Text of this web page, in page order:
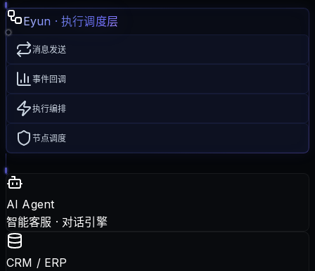
Eyun · 执行调度层
消息发送
事件回调
执行编排
节点调度
AI Agent
智能客服 · 对话引擎
CRM / ERP